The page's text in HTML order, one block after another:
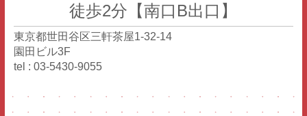
徒歩2分【南口B出口】
東京都世田谷区三軒茶屋1-32-14
園田ビル3F
tel : 03-5430-9055